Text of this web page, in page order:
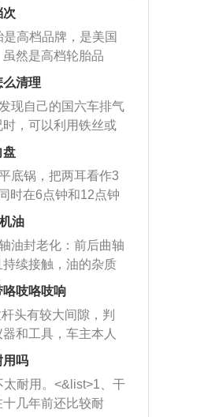
次
高档品牌，是美国
然是高档轮胎品
轮胎都有生产，这
市场。
么清理
现自己的国六车排气
，可以利用铁丝或
物给取出来，如果
也可以采取应急措
利用木棍将所有的
的位置处，然后将
就可以将堵塞的东
是因为积碳过多引起
元催化器泡在草酸
到解决，将清洗剂
油混合后，车辆启
一起进入到燃烧
出，就可以让三元
气管堵塞的情况就
盘
底锅，把两耳看作3
时在6点钟和12点钟
<&list>2、双手握住
右同样也要打相同的
后强调要反复练
肌肉记忆，在真实
要记忆也能打好方
油
油封老化：前后曲轴
续接触，油的杂质
变化使其密封效果
或漏油。<&list>2、
会使活塞环与缸体
油流入燃烧室中，
、机油粘度。使用
，同样会有烧机油现
有很好的流动性，
吱咯吱响
头有较大间隙，判
和工具，车主本人
辆送到修理厂或4s
轴套管防尘罩破
油现象，使半轴磨
容易损坏，产生异
用吗
耐用。<&list>1、干
几年前还比较耐